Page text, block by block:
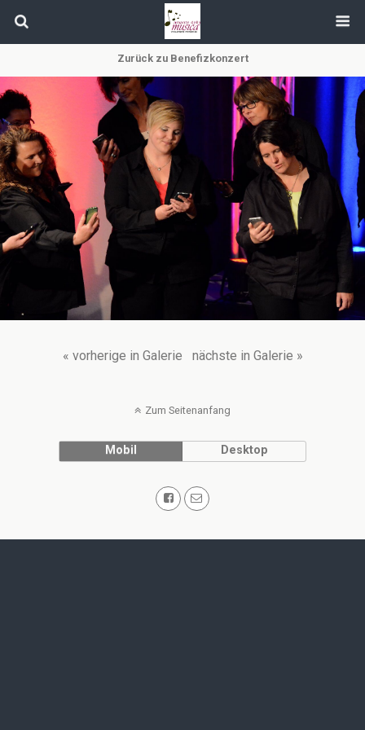
Zurück zu Benefizkonzert
« vorherige in Galerie nächste in Galerie »
Zum Seitenanfang
Mobil Desktop